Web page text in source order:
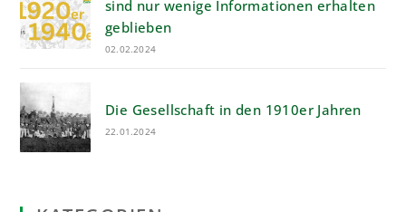
sind nur wenige Informationen erhalten
geblieben
02.02.2024
Die Gesellschaft in den 1910er Jahren
22.01.2024